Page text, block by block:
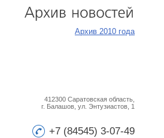
Архив 2010 года
412300 Саратовская область,
г. Балашов, ул. Энтузиастов, 1
+7 (84545) 3-07-49